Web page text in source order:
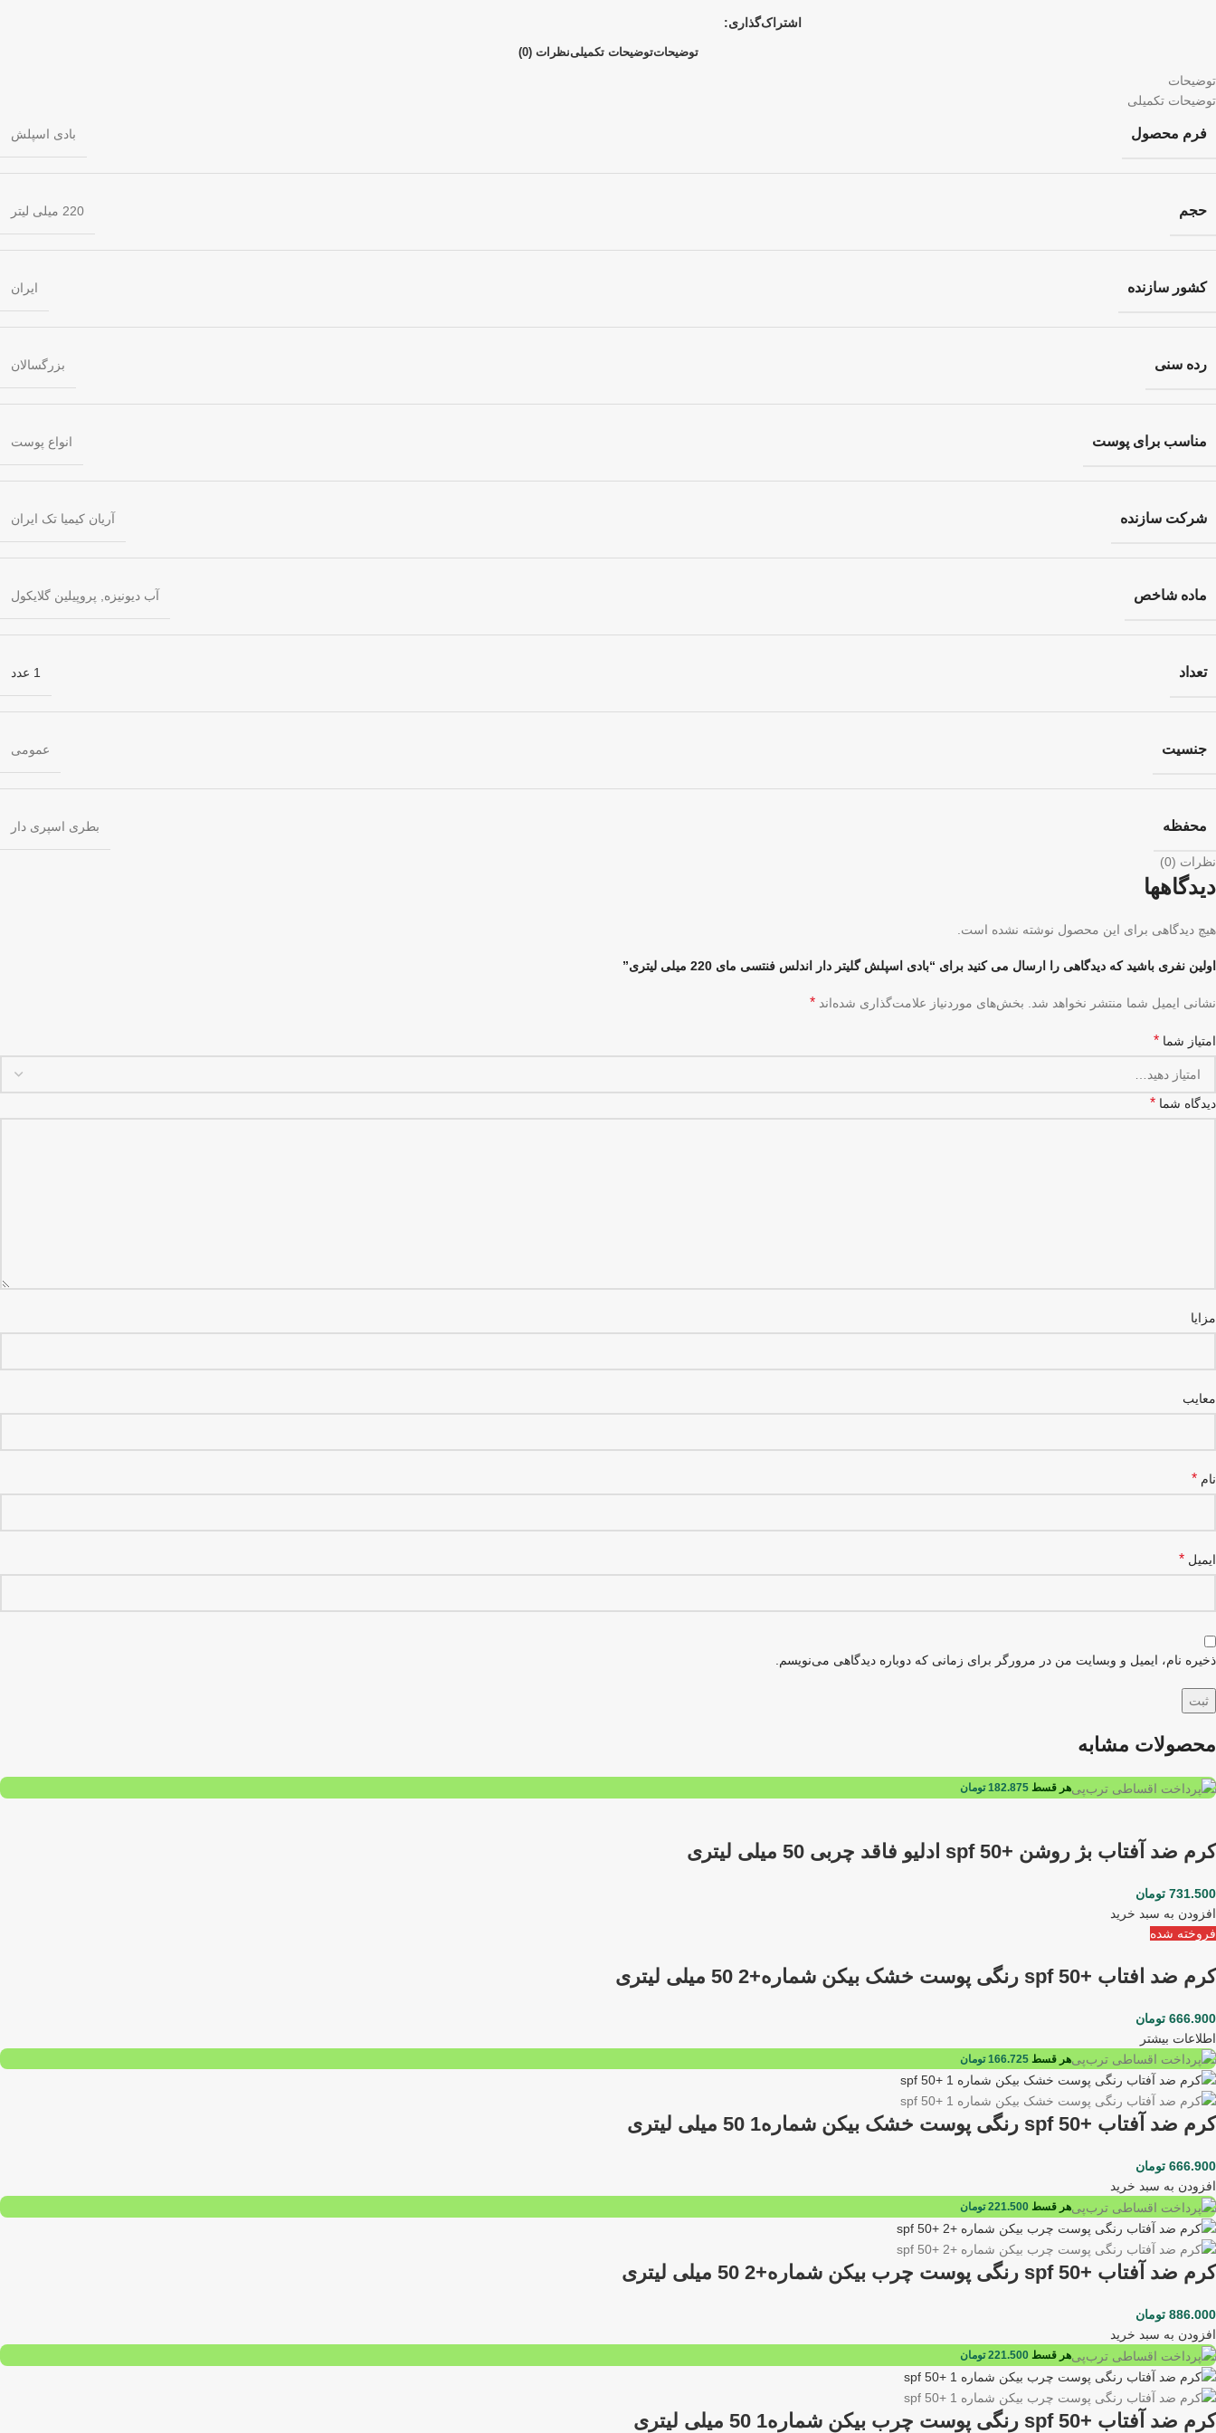
اشتراک‌گذاری:
توضیحاتتوضیحات تکمیلینظرات (0)
توضیحات
توضیحات تکمیلی
فرم محصول بادی اسپلش
حجم 220 میلی لیتر
کشور سازنده ایران
رده سنی بزرگسالان
مناسب برای پوست انواع پوست
شرکت سازنده آریان کیمیا تک ایران
ماده شاخص آب دیونیزه, پروپیلین گلایکول
تعداد 1 عدد
جنسیت عمومی
محفظه بطری اسپری دار
نظرات (0)
دیدگاهها
هیچ دیدگاهی برای این محصول نوشته نشده است.
اولین نفری باشید که دیدگاهی را ارسال می کنید برای “بادی اسپلش گلیتر دار اندلس فنتسی مای 220 میلی لیتری”
نشانی ایمیل شما منتشر نخواهد شد. بخش‌های موردنیاز علامت‌گذاری شده‌اند *
امتیاز شما *
دیدگاه شما *
مزایا
معایب
نام *
ایمیل *
ذخیره نام، ایمیل و وبسایت من در مرورگر برای زمانی که دوباره دیدگاهی می‌نویسم.
محصولات مشابه
هر قسط 182.875 تومان
کرم ضد آفتاب بژ روشن +spf 50 ادلیو فاقد چربی 50 میلی لیتری
731.500 تومان
افزودن به سبد خرید
فروخته شده
کرم ضد افتاب +spf 50 رنگی پوست خشک بیکن شماره+2 50 میلی لیتری
666.900 تومان
اطلاعات بیشتر
هر قسط 166.725 تومان
کرم ضد آفتاب +spf 50 رنگی پوست خشک بیکن شماره1 50 میلی لیتری
666.900 تومان
افزودن به سبد خرید
هر قسط 221.500 تومان
کرم ضد آفتاب +spf 50 رنگی پوست چرب بیکن شماره+2 50 میلی لیتری
886.000 تومان
افزودن به سبد خرید
هر قسط 221.500 تومان
کرم ضد آفتاب +spf 50 رنگی پوست چرب بیکن شماره1 50 میلی لیتری